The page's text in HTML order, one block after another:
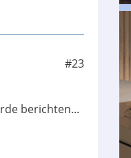
#23
berichten...